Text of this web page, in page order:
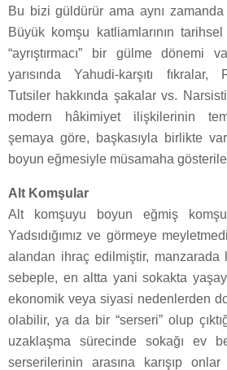
Bu bizi güldürür ama aynı
Büyük komşu katliamlarının
“ayrıştırmacı” bir gülme dönemi
yarısında Yahudi-karşıtı fıkralar,
Tutsiler hakkında şakalar vs.
modern hâkimiyet ilişkilerinin
şemaya göre, başkasıyla birlikte
boyun eğmesiyle müsamaha
Alt Komşular
Alt komşuyu boyun eğmiş
Yadsıdığımız ve görmeye
alandan ihraç edilmiştir, manzarada
sebeple, en altta yani sokakta
ekonomik veya siyasi nedenlerden
olabilir, ya da bir “serseri” olup
uzaklaşma sürecinde sokağı ev
serserilerinin arasına karışıp